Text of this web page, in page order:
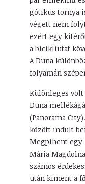
gótikus tornya
végett nem
ezért egy
a bicikliutat
A Duna
folyamán
Különleges
Duna
(Panorama
között indult
Megpihent egy
Mária
számos
után kiment a